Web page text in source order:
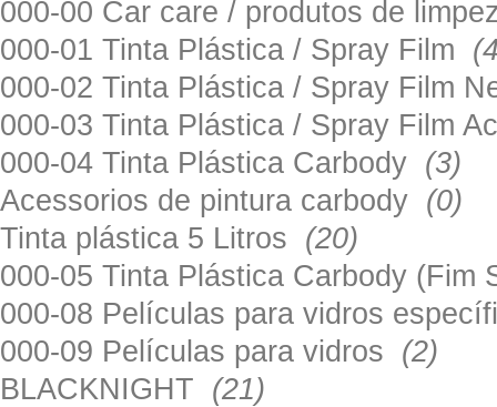
000-00 Car care / produtos de
000-01 Tinta Plástica / Spray Film
000-02 Tinta Plástica / Spray Film
000-03 Tinta Plástica / Spray Film
000-04 Tinta Plástica Carbody (3)
Acessorios de pintura carbody (0)
Tinta plástica 5 Litros (20)
000-05 Tinta Plástica Carbody
000-08 Películas para vidros
000-09 Películas para vidros (2)
BLACKNIGHT (21)